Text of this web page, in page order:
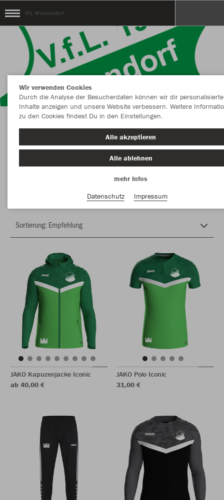
VfL Westendorf
Herzlich Willkommen im Teamshop VfL
Westendorf
JAKO Kapuzenjacke Iconic
ab 40,00 €
JAKO Polo Iconic
31,00 €
Wir verwenden Cookies
Durch die Analyse der Besucherdaten können wir dir personalisierte
Inhalte anzeigen und unsere Website verbessern. Weitere
zu den Cookies findest Du in den Einstellungen.
Alle akzeptieren
Alle ablehnen
mehr Infos
Datenschutz
Impressum